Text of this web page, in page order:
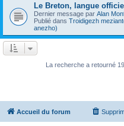
Le Breton, langue
Dernier message par Alan
Publié dans Troidigezh
anezho)
La recherche a retourné
Accueil du forum